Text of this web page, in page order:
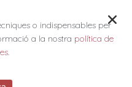
o indispensables per
a la nostra política de
.